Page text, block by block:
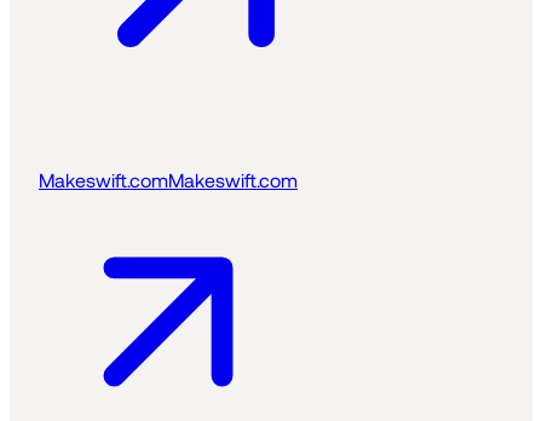
Makeswift.comMakeswift.com